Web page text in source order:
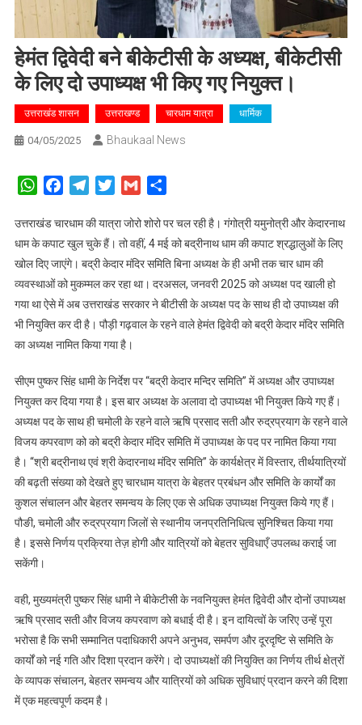
हेमंत द्विवेदी बने बीकेटीसी के अध्यक्ष, बीकेटीसी
के लिए दो उपाध्यक्ष भी किए गए नियुक्त।
उत्तराखंड शासन उत्तराखण्ड चारधाम यात्रा धार्मिक
04/05/2025 Bhaukaal News
WhatsAppFacebookTelegramTwitterGmail
उत्तराखंड चारधाम की यात्रा जोरो शोरो पर चल रही है। गंगोत्री यमुनोत्री और केदारनाथ
धाम के कपाट खुल चुके हैं। तो वहीं, 4 मई को बद्रीनाथ धाम की कपाट श्रद्धालुओं के लिए
खोल दिए जाएंगे। बद्री केदार मंदिर समिति बिना अध्यक्ष के ही अभी तक चार धाम की
व्यवस्थाओं को मुकम्मल कर रहा था। दरअसल, जनवरी 2025 को अध्यक्ष पद खाली हो
गया था ऐसे में अब उत्तराखंड सरकार ने बीटीसी के अध्यक्ष पद के साथ ही दो उपाध्यक्ष की
भी नियुक्ति कर दी है। पौड़ी गढ़वाल के रहने वाले हेमंत द्विवेदी को बद्री केदार मंदिर समिति
का अध्यक्ष नामित किया गया है।
सीएम पुष्कर सिंह धामी के निर्देश पर “बद्री केदार मन्दिर समिति” में अध्यक्ष और उपाध्यक्ष
नियुक्त कर दिया गया है। इस बार अध्यक्ष के अलावा दो उपाध्यक्ष भी नियुक्त किये गए हैं।
अध्यक्ष पद के साथ ही चमोली के रहने वाले ऋषि प्रसाद सती और रुद्रप्रयाग के रहने वाले
विजय कपरवाण को को बद्री केदार मंदिर समिति में उपाध्यक्ष के पद पर नामित किया गया
है। “श्री बद्रीनाथ एवं श्री केदारनाथ मंदिर समिति” के कार्यक्षेत्र में विस्तार, तीर्थयात्रियों
की बढ़ती संख्या को देखते हुए चारधाम यात्रा के बेहतर प्रबंधन और समिति के कार्यों का
कुशल संचालन और बेहतर समन्वय के लिए एक से अधिक उपाध्यक्ष नियुक्त किये गए हैं।
पौङी, चमोली और रुद्रप्रयाग जिलों से स्थानीय जनप्रतिनिधित्व सुनिश्चित किया गया
है। इससे निर्णय प्रक्रिया तेज़ होगी और यात्रियों को बेहतर सुविधाएँ उपलब्ध कराई जा
सकेंगी।
वही, मुख्यमंत्री पुष्कर सिंह धामी ने बीकेटीसी के नवनियुक्त हेमंत द्विवेदी और दोनों उपाध्यक्ष
ऋषि प्रसाद सती और विजय कपरवाण को बधाई दी है। इन दायित्वों के जरिए उन्हें पूरा
भरोसा है कि सभी सम्मानित पदाधिकारी अपने अनुभव, समर्पण और दूरदृष्टि से समिति के
कार्यों को नई गति और दिशा प्रदान करेंगे। दो उपाध्यक्षों की नियुक्ति का निर्णय तीर्थ क्षेत्रों
के व्यापक संचालन, बेहतर समन्वय और यात्रियों को अधिक सुविधाएं प्रदान करने की दिशा
में एक महत्वपूर्ण कदम है।